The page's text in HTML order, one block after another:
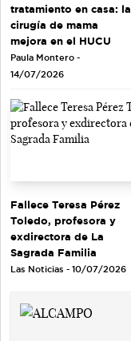
tratamiento en casa: la
cirugía de mama
mejora en el HUCU
Paula Montero -
14/07/2026
Fallece Teresa Pérez
Toledo, profesora y
exdirectora de La
Sagrada Familia
Las Noticias - 10/07/2026